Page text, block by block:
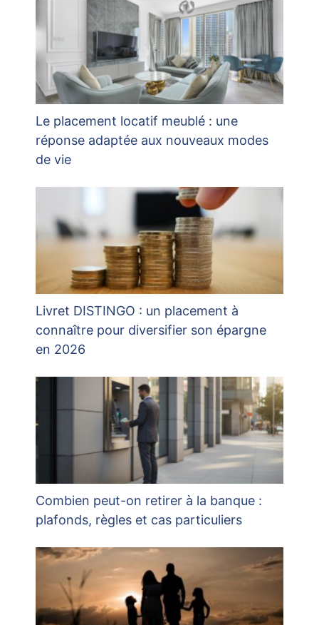
Le placement locatif meublé : une
réponse adaptée aux nouveaux modes
de vie
Livret DISTINGO : un placement à
connaître pour diversifier son épargne
en 2026
Combien peut-on retirer à la banque :
plafonds, règles et cas particuliers